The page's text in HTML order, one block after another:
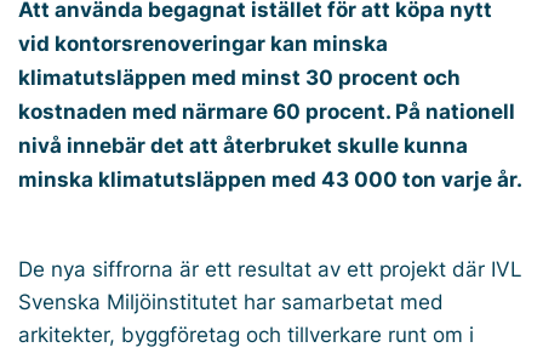
Att använda begagnat istället för att köpa nytt
vid kontorsrenoveringar kan minska
klimatutsläppen med minst 30 procent och
kostnaden med närmare 60 procent. På nationell
nivå innebär det att återbruket skulle kunna
minska klimatutsläppen med 43 000 ton varje år.
De nya siffrorna är ett resultat av ett projekt där IVL
Svenska Miljöinstitutet har samarbetat med
arkitekter, byggföretag och tillverkare runt om i